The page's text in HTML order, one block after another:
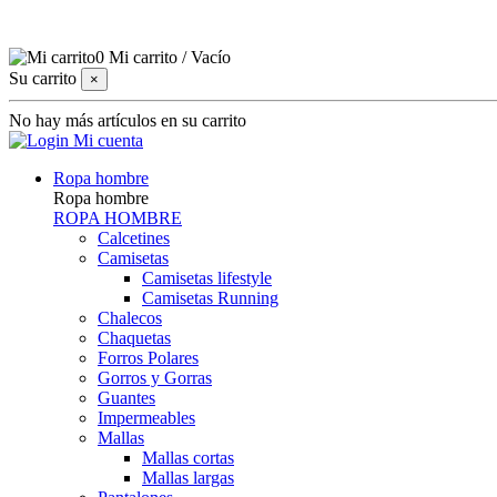
0 Mi carrito /Vacío
Su carrito
×
No hay más artículos en su carrito
Mi cuenta
Ropa hombre
Ropa hombre
ROPA HOMBRE
Calcetines
Camisetas
Camisetas lifestyle
Camisetas Running
Chalecos
Chaquetas
Forros Polares
Gorros y Gorras
Guantes
Impermeables
Mallas
Mallas cortas
Mallas largas